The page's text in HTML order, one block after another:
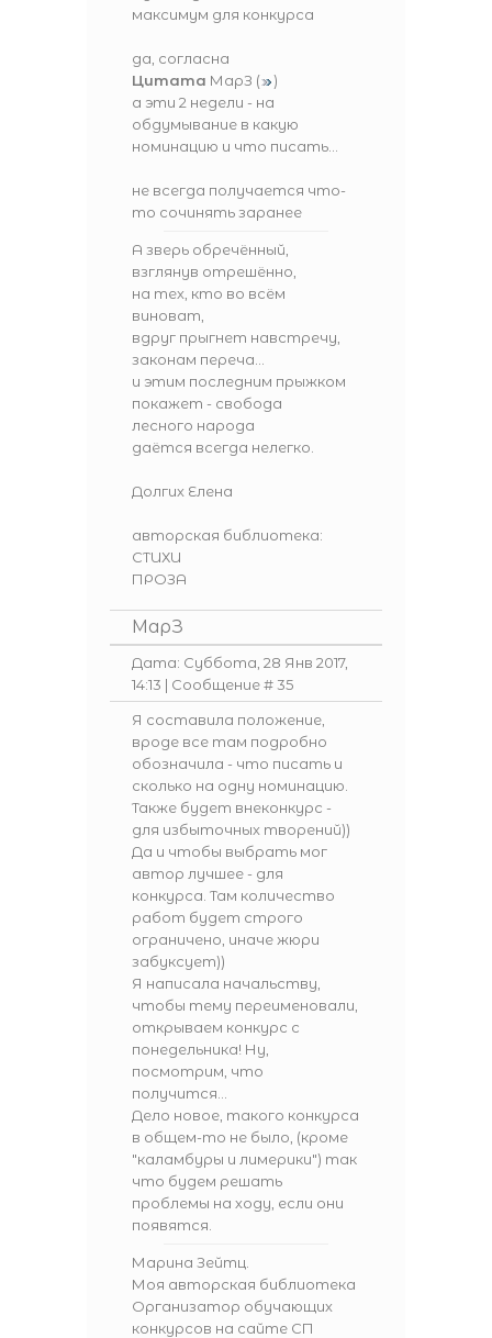
максимум для конкурса
да, согласна
Цитата МарЗ (
)
а эти 2 недели - на
обдумывание в какую
номинацию и что писать...
не всегда получается что-
то сочинять заранее
А зверь обречённый,
взглянув отрешённо,
на тех, кто во всём
виноват,
вдруг прыгнет навстречу,
законам переча...
и этим последним прыжком
покажет - свобода
лесного народа
даётся всегда нелегко.
Долгих Елена
авторская библиотека:
СТИХИ
ПРОЗА
МарЗ
Дата: Суббота, 28 Янв 2017,
14:13 | Сообщение #35
Я составила положение,
вроде все там подробно
обозначила - что писать и
сколько на одну номинацию.
Также будет внеконкурс -
для избыточных творений))
Да и чтобы выбрать мог
автор лучшее - для
конкурса. Там количество
работ будет строго
ограничено, иначе жюри
забуксует))
Я написала начальству,
чтобы тему переименовали,
открываем конкурс с
понедельника! Ну,
посмотрим, что
получится...
Дело новое, такого конкурса
в общем-то не было, (кроме
"каламбуры и лимерики") так
что будем решать
проблемы на ходу, если они
появятся.
Марина Зейтц.
Моя авторская библиотека
Организатор обучающих
конкурсов на сайте СП